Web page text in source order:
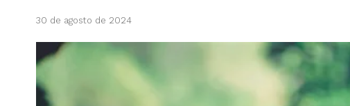
30 de agosto de 2024